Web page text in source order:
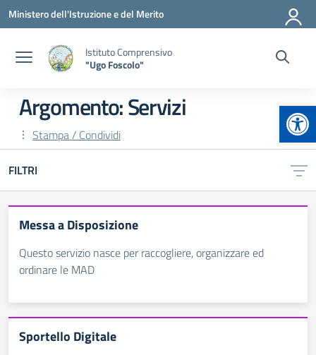
Vai ai contenuti
Vai al menu di navigazione
Vai al footer
Ministero dell'Istruzione e del Merito
Istituto Comprensivo
"Ugo Foscolo"
Argomento: Servizi
Stampa / Condividi
FILTRI
Messa a Disposizione
Questo servizio nasce per raccogliere, organizzare ed
ordinare le MAD
Sportello Digitale